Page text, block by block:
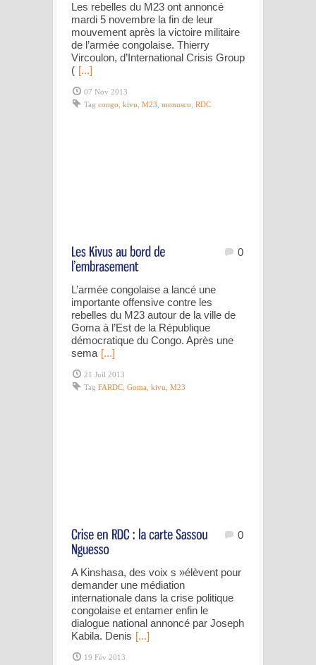
Les rebelles du M23 ont annoncé
mardi 5 novembre la fin de leur
mouvement après la victoire militaire
de l’armée congolaise. Thierry
Vircoulon, d’International Crisis Group
( [...]
07 Nov 2013
Tag congo kivu M23 monusco RDC
0
L’armée congolaise a lancé une
importante offensive contre les
rebelles du M23 autour de la ville de
Goma à l’Est de la République
démocratique du Congo. Après une
sema [...]
21 Juil 2013
Tag FARDC Goma kivu M23
0
A Kinshasa, des voix s »élèvent pour
demander une médiation
internationale dans la crise politique
congolaise et entamer enfin le
dialogue national annoncé par Joseph
Kabila. Denis [...]
19 Fév 2013